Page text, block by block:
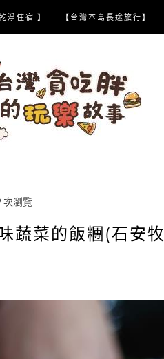
淨住宿 】 【台灣本島長途旅行】
次瀏覽
蔬菜的飯糰(石安牧